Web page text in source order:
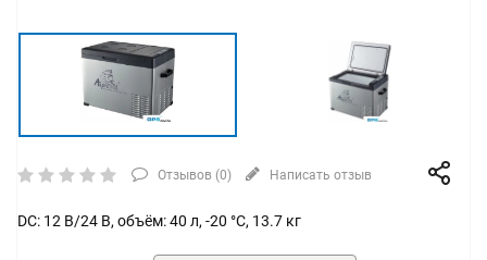
Отзывов (0) Написать отзыв
DC: 12 В/24 В, объём: 40 л, -20 °С, 13.7 кг